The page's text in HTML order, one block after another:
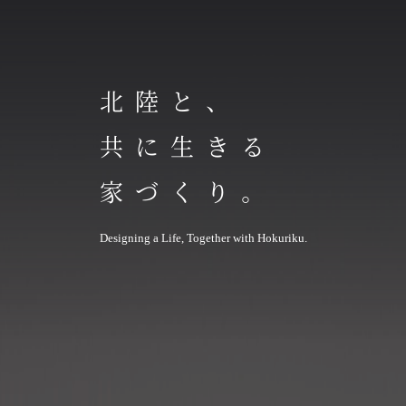
北陸と、
共に生きる
家づくり。
Designing a Life, Together with Hokuriku.